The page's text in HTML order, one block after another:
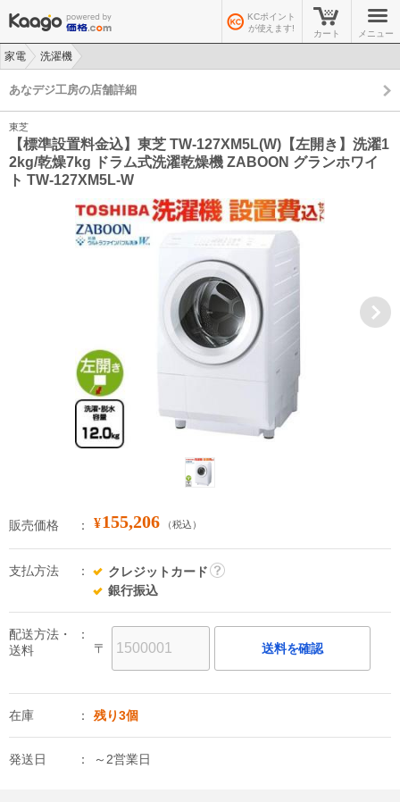
KCポイント
が使えます!
カート メニュー
家電
洗濯機
あなデジ工房の店舗詳細
東芝
【標準設置料金込】東芝 TW-127XM5L(W)【左開き】洗濯1
2kg/乾燥7kg ドラム式洗濯乾燥機 ZABOON グランホワイ
ト TW-127XM5L-W
販売価格 ¥155,206 （税込）
支払方法
クレジットカード
銀行振込
配送方法・
送料
〒 送料を確認
在庫 残り3個
発送日 ～2営業日